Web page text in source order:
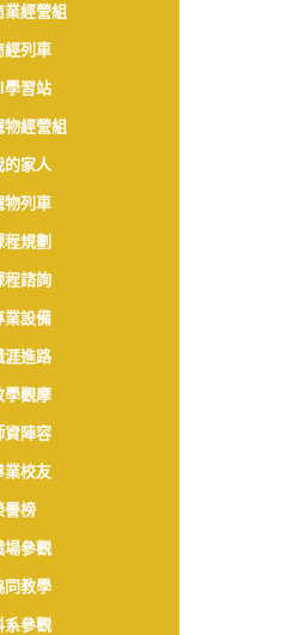
業經營組
經列車
學習站
物經營組
的家人
物列車
程規劃
程諮詢
業設備
涯進路
學觀摩
資陣容
業校友
譽榜
場參觀
同教學
系參觀